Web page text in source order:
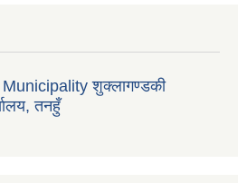
शुक्लागण्डकी
तनहुँ